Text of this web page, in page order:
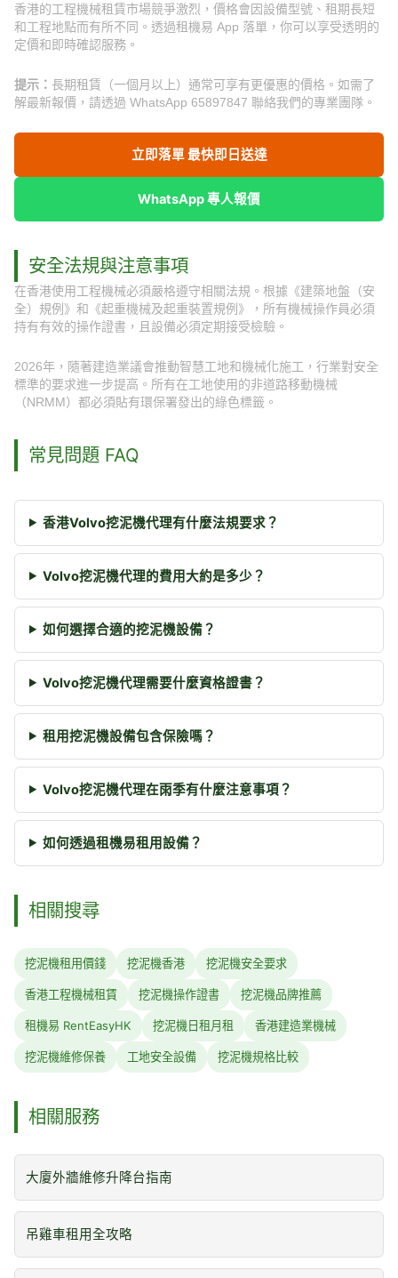
香港的工程機械租賃市場競爭激烈，價格會因設備型號、租期長短
和工程地點而有所不同。透過租機易 App 落單，你可以享受透明的
定價和即時確認服務。
提示： 長期租賃（一個月以上）通常可享有更優惠的價格。如需了
解最新報價，請透過 WhatsApp 65897847 聯絡我們的專業團隊。
立即落單 最快即日送達
WhatsApp 專人報價
安全法規與注意事項
在香港使用工程機械必須嚴格遵守相關法規。根據《建築地盤（安
全）規例》和《起重機械及起重裝置規例》，所有機械操作員必須
持有有效的操作證書，且設備必須定期接受檢驗。
2026年，隨著建造業議會推動智慧工地和機械化施工，行業對安全
標準的要求進一步提高。所有在工地使用的非道路移動機械
（NRMM）都必須貼有環保署發出的綠色標籤。
常見問題 FAQ
香港Volvo挖泥機代理有什麼法規要求？
Volvo挖泥機代理的費用大約是多少？
如何選擇合適的挖泥機設備？
Volvo挖泥機代理需要什麼資格證書？
租用挖泥機設備包含保險嗎？
Volvo挖泥機代理在雨季有什麼注意事項？
如何透過租機易租用設備？
相關搜尋
挖泥機租用價錢 挖泥機香港 挖泥機安全要求
香港工程機械租賃 挖泥機操作證書 挖泥機品牌推薦
租機易 RentEasyHK 挖泥機日租月租 香港建造業機械
挖泥機維修保養 工地安全設備 挖泥機規格比較
相關服務
大廈外牆維修升降台指南
吊雞車租用全攻略